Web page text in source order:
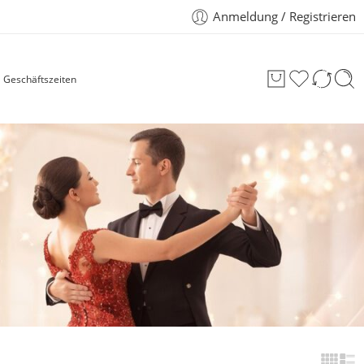
Anmeldung / Registrieren
Geschäftszeiten